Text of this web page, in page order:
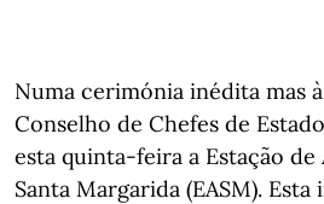
Numa cerimónia inédita mas
Conselho de Chefes de
esta quinta-feira a Estação de
Santa Margarida (EASM).